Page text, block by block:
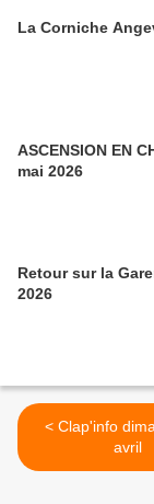
La Corniche
ASCENSION EN
mai 2026
Retour sur la
2026
< Clap'info dimanche 24
avril